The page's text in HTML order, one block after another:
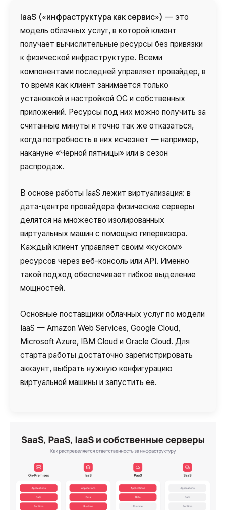
IaaS («инфраструктура как сервис») — это
модель облачных услуг, в которой клиент
получает вычислительные ресурсы без привязки
к физической инфраструктуре. Всеми
компонентами последней управляет провайдер, в
то время как клиент занимается только
установкой и настройкой ОС и собственных
приложений. Ресурсы под них можно получить за
считанные минуты и точно так же отказаться,
когда потребность в них исчезнет — например,
накануне «Черной пятницы» или в сезон
распродаж.
В основе работы IaaS лежит виртуализация: в
дата-центре провайдера физические серверы
делятся на множество изолированных
виртуальных машин с помощью гипервизора.
Каждый клиент управляет своим «куском»
ресурсов через веб-консоль или API. Именно
такой подход обеспечивает гибкое выделение
мощностей.
Основные поставщики облачных услуг по модели
IaaS — Amazon Web Services, Google Cloud,
Microsoft Azure, IBM Cloud и Oracle Cloud. Для
старта работы достаточно зарегистрировать
аккаунт, выбрать нужную конфигурацию
виртуальной машины и запустить ее.